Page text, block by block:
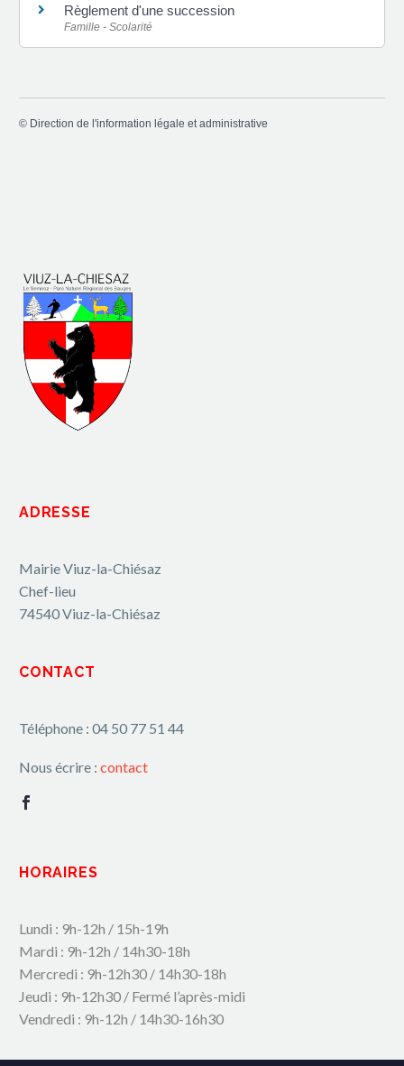
Règlement d'une succession
Famille - Scolarité
© Direction de l'information légale et administrative
ADRESSE
Mairie Viuz-la-Chiésaz
Chef-lieu
74540 Viuz-la-Chiésaz
CONTACT
Téléphone : 04 50 77 51 44
Nous écrire : contact
HORAIRES
Lundi : 9h-12h / 15h-19h
Mardi : 9h-12h / 14h30-18h
Mercredi : 9h-12h30 / 14h30-18h
Jeudi : 9h-12h30 / Fermé l’après-midi
Vendredi : 9h-12h / 14h30-16h30